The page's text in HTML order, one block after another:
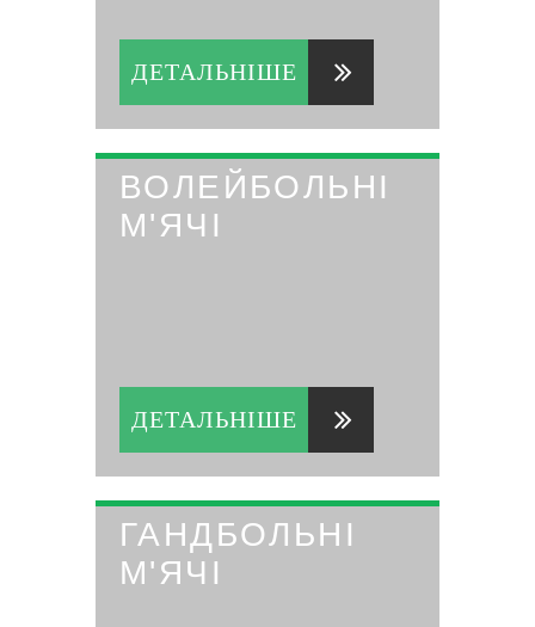
ДЕТАЛЬНІШЕ
ВОЛЕЙБОЛЬНІ
М'ЯЧІ
ДЕТАЛЬНІШЕ
ГАНДБОЛЬНІ
М'ЯЧІ